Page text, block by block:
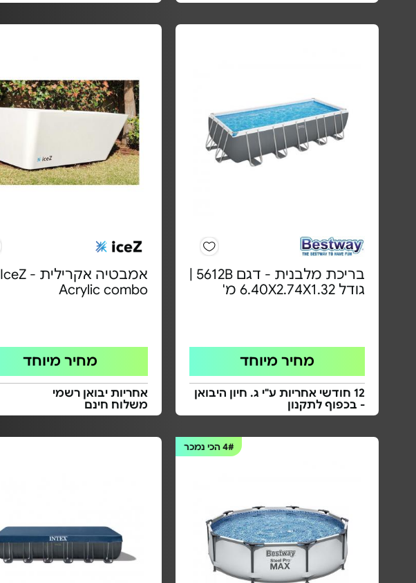
בריכת מלבנית - דגם 5612B |
גודל 6.40X2.74X1.32 מ'
מחיר מיוחד
12 חודשי אחריות ע"י ג. חיון היבואן
- בכפוף לתקנון
אמבטיה אקרילית - IceZ
Acrylic combo
מחיר מיוחד
אחריות יבואן רשמי
משלוח חינם
4#הכי נמכר